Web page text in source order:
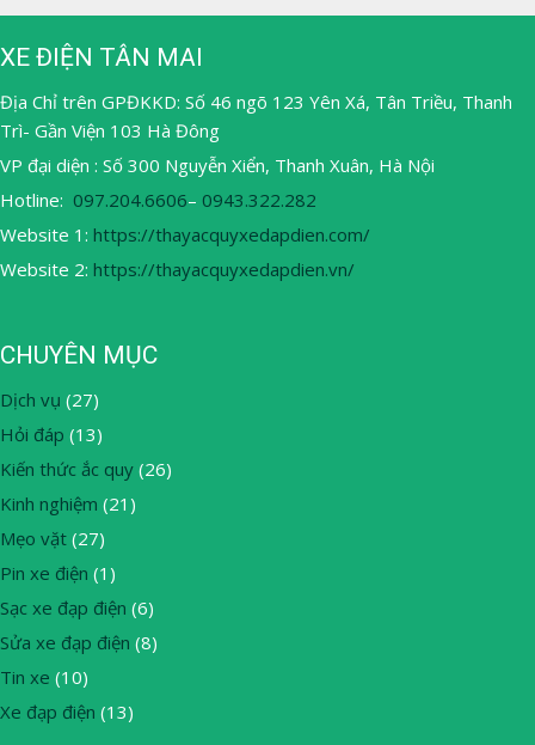
XE ĐIỆN TÂN MAI
Địa Chỉ trên GPĐKKD: Số 46 ngõ 123 Yên Xá, Tân Triều, Thanh
Trì- Gần Viện 103 Hà Đông
VP đại diện : Số 300 Nguyễn Xiển, Thanh Xuân, Hà Nội
Hotline: 097.204.6606– 0943.322.282
Website 1: https://thayacquyxedapdien.com/
Website 2: https://thayacquyxedapdien.vn/
CHUYÊN MỤC
Dịch vụ (27)
Hỏi đáp (13)
Kiến thức ắc quy (26)
Kinh nghiệm (21)
Mẹo vặt (27)
Pin xe điện (1)
Sạc xe đạp điện (6)
Sửa xe đạp điện (8)
Tin xe (10)
Xe đạp điện (13)